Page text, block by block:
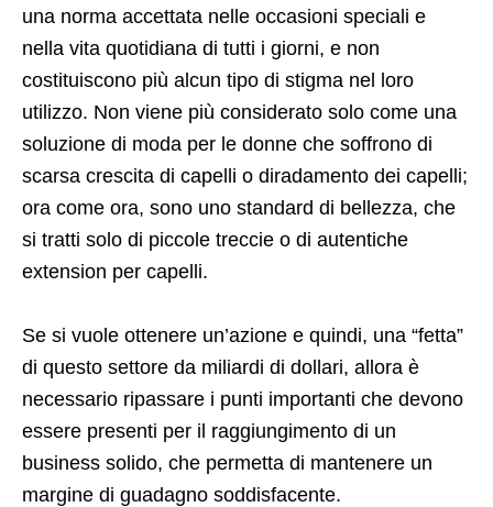
una norma accettata nelle occasioni speciali e
nella vita quotidiana di tutti i giorni, e non
costituiscono più alcun tipo di stigma nel loro
utilizzo. Non viene più considerato solo come una
soluzione di moda per le donne che soffrono di
scarsa crescita di capelli o diradamento dei capelli;
ora come ora, sono uno standard di bellezza, che
si tratti solo di piccole treccie o di autentiche
extension per capelli.
Se si vuole ottenere un’azione e quindi, una “fetta”
di questo settore da miliardi di dollari, allora è
necessario ripassare i punti importanti che devono
essere presenti per il raggiungimento di un
business solido, che permetta di mantenere un
margine di guadagno soddisfacente.